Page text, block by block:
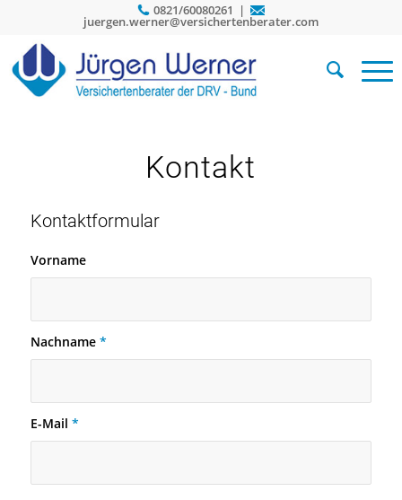
0821/60080261 |
juergen.werner@versichertenberater.com
Kontakt
Kontaktformular
Vorname
Nachname *
E-Mail *